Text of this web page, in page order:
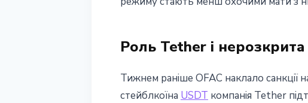
Роль Tether і нерозкрита
Тижнем раніше OFAC наклало санкції
стейблкоїна USDT компанія Tether